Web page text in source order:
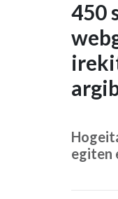
450
dira
450
egiten